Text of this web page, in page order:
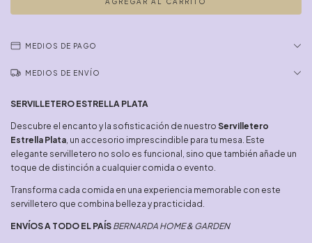
MEDIOS DE PAGO
MEDIOS DE ENVÍO
SERVILLETERO ESTRELLA PLATA
Descubre el encanto y la sofisticación de nuestro Servilletero
Estrella Plata, un accesorio imprescindible para tu mesa. Este
elegante servilletero no solo es funcional, sino que también añade un
toque de distinción a cualquier comida o evento.
Transforma cada comida en una experiencia memorable con este
servilletero que combina belleza y practicidad.
ENVÍOS A TODO EL PAÍS BERNARDA HOME & GARDEN